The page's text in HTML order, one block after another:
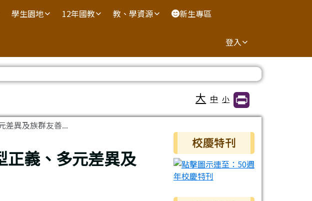
學生園地 12年國教 教、學資源 新生專區
登入
大 中 小
差異及族群友善...
正義、多元差異及
右邊區域內容
校慶特刊